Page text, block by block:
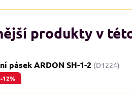
produkty v
pásek ARDON SH-1-2 (D1224)
-12%